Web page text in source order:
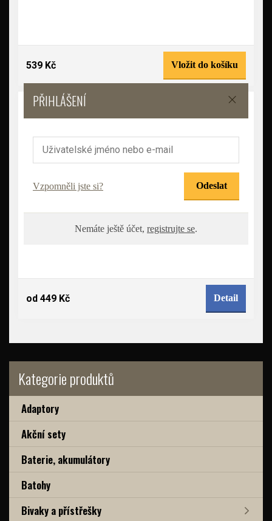
Kategorie produktů
Adaptory
Akční sety
Baterie, akumulátory
Batohy
Bivaky a přístřešky
539 Kč Vložit do košíku
Korda Polarizační brýle Sunglasses
od 449 Kč Detail
PŘIHLÁŠENÍ
Vzpomněli jste si?
Nemáte ještě účet, registrujte se.